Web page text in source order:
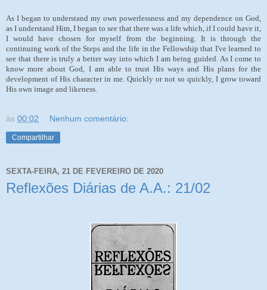
As I began to understand my own powerlessness and my dependence on God,
as I understand Him, I began to see that there was a life which, if I could have it,
I would have chosen for myself from the beginning. It is through the
continuing work of the Steps and the life in the Fellowship that I've learned to
see that there is truly a better way into which I am being guided. As I come to
know more about God, I am able to trust His ways and His plans for the
development of His character in me. Quickly or not so quickly, I grow toward
His own image and likeness.
às 00:02 Nenhum comentário:
Compartilhar
SEXTA-FEIRA, 21 DE FEVEREIRO DE 2020
Reflexões Diárias de A.A.: 21/02